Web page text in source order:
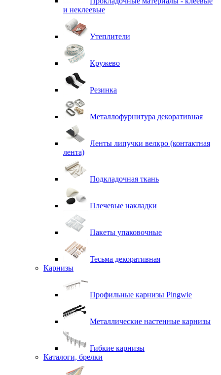
и неклеевые
Утеплители
Кружево
Резинка
Металлофурнитура декоративная
Ленты липучки велкро (контактная
лента)
Подкладочная ткань
Плечевые накладки
Пакеты упаковочные
Тесьма декоративная
Карнизы
Профильные карнизы Pingwie
Металлические настенные карнизы
Гибкие карнизы
Каталоги, брелки